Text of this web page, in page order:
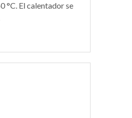
°C. El calentador se